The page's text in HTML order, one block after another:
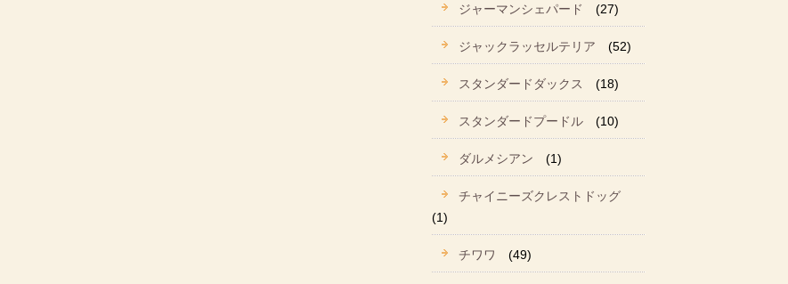
ジャーマンシェパード (27)
ジャックラッセルテリア (52)
スタンダードダックス (18)
スタンダードプードル (10)
ダルメシアン (1)
チャイニーズクレストドッグ
(1)
チワワ (49)